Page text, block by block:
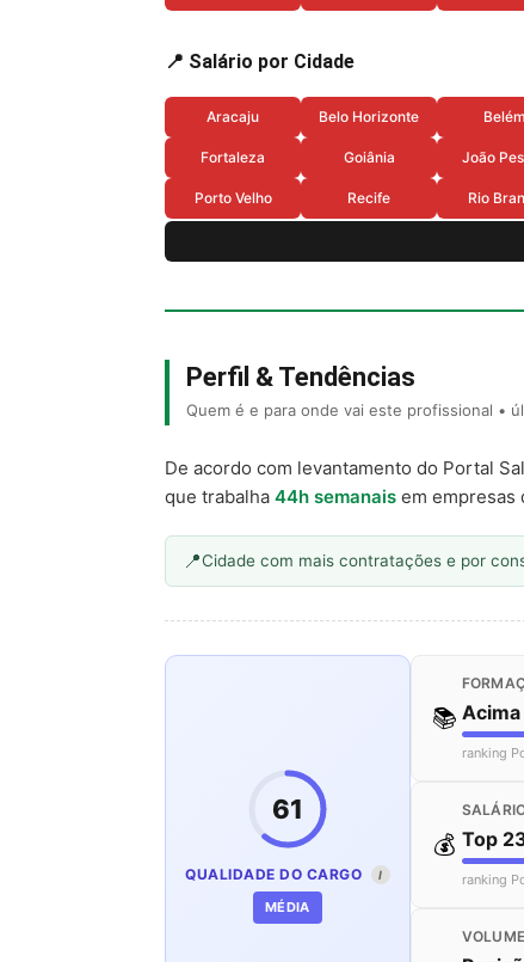
📍 Salário por Cidade
Aracaju Belo Horizonte Belém
Fortaleza Goiânia João
Porto Velho Recife Rio
Perfil & Tendências
Quem é e para onde vai este profissional •
De acordo com levantamento do Portal
que trabalha 44h semanais em empresas
Cidade com mais contratações e por
61
QUALIDADE DO CARGO I
MÉDIA
📚
ranking
💰 Top
ranking